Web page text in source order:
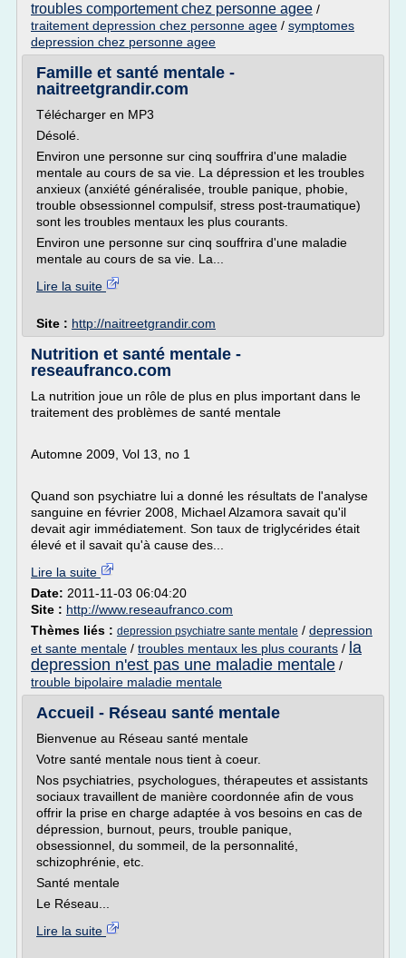
troubles comportement chez personne agee /
traitement depression chez personne agee / symptomes
depression chez personne agee
Famille et santé mentale -
naitreetgrandir.com
Télécharger en MP3
Désolé.
Environ une personne sur cinq souffrira d'une maladie
mentale au cours de sa vie. La dépression et les troubles
anxieux (anxiété généralisée, trouble panique, phobie,
trouble obsessionnel compulsif, stress post-traumatique)
sont les troubles mentaux les plus courants.
Environ une personne sur cinq souffrira d'une maladie
mentale au cours de sa vie. La...
Lire la suite
Site : http://naitreetgrandir.com
Nutrition et santé mentale -
reseaufranco.com
La nutrition joue un rôle de plus en plus important dans le
traitement des problèmes de santé mentale
Automne 2009, Vol 13, no 1
Quand son psychiatre lui a donné les résultats de l'analyse
sanguine en février 2008, Michael Alzamora savait qu'il
devait agir immédiatement. Son taux de triglycérides était
élevé et il savait qu'à cause des...
Lire la suite
Date: 2011-11-03 06:04:20
Site : http://www.reseaufranco.com
Thèmes liés : depression psychiatre sante mentale / depression
et sante mentale / troubles mentaux les plus courants / la
depression n'est pas une maladie mentale /
trouble bipolaire maladie mentale
Accueil - Réseau santé mentale
Bienvenue au Réseau santé mentale
Votre santé mentale nous tient à coeur.
Nos psychiatries, psychologues, thérapeutes et assistants
sociaux travaillent de manière coordonnée afin de vous
offrir la prise en charge adaptée à vos besoins en cas de
dépression, burnout, peurs, trouble panique,
obsessionnel, du sommeil, de la personnalité,
schizophrénie, etc.
Santé mentale
Le Réseau...
Lire la suite